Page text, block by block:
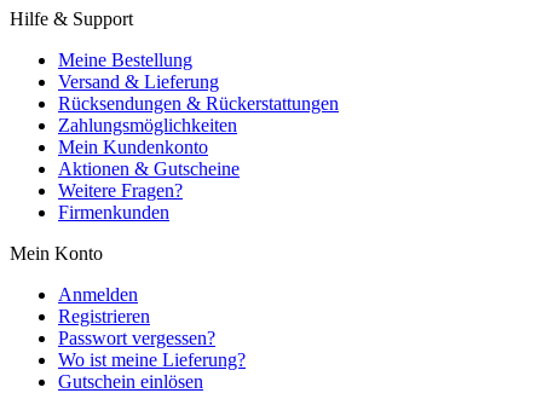
Hilfe & Support
Meine Bestellung
Versand & Lieferung
Rücksendungen & Rückerstattungen
Zahlungsmöglichkeiten
Mein Kundenkonto
Aktionen & Gutscheine
Weitere Fragen?
Firmenkunden
Mein Konto
Anmelden
Registrieren
Passwort vergessen?
Wo ist meine Lieferung?
Gutschein einlösen